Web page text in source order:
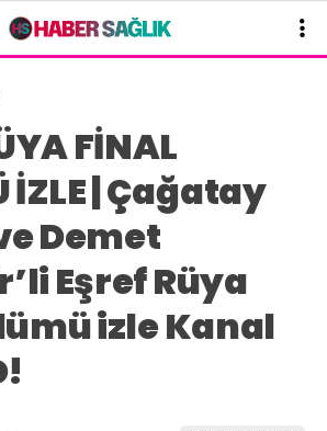
FİNAL
İZLE | Çağatay
Demet
Eşref Rüya
izle Kanal